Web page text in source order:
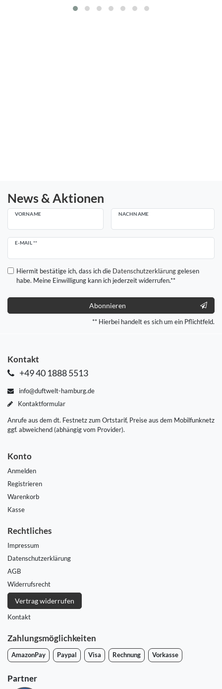
News & Aktionen
VORNAME NACHNAME
E-MAIL **
Newsletter
Hiermit bestätige ich, dass ich die Daten­schutz­erklärunggelesen
habe. Meine Einwilligung kann ich jederzeit widerrufen.**
Abonnieren
** Hierbei handelt es sich um ein Pflichtfeld.
Kontakt
+49 40 1888 5513
info@duftwelt-hamburg.de
Kontaktformular
Anrufe aus dem dt. Festnetz zum Ortstarif, Preise aus dem Mobilfunknetz
ggf. abweichend (abhängig vom Provider).
Konto
Anmelden
Registrieren
Warenkorb
Kasse
Rechtliches
Impressum
Daten­schutz­erklärung
AGB
Widerrufs­recht
Vertrag widerrufen
Kontakt
Zahlungsmöglichkeiten
AmazonPay Paypal Visa Rechnung Vorkasse
Partner